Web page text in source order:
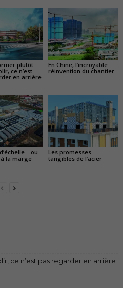
plutôt
ce n’est
en arrière
En Chine, l’incroyable
réinvention du chantier
ou
la marge
Les promesses
tangibles de l’acier
ce n’est pas regarder en arrière